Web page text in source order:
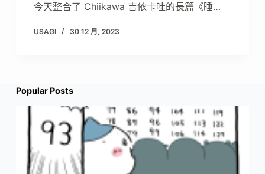
今天整合了 Chiikawa 吉依卡哇的長篇《睡…
USAGI 30 12 月, 2023
Popular Posts